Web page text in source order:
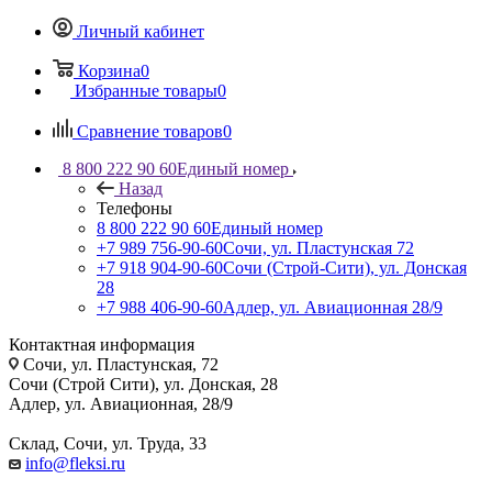
Личный кабинет
Корзина0
Избранные товары0
Сравнение товаров0
8 800 222 90 60Единый номер
Назад
Телефоны
8 800 222 90 60Единый номер
+7 989 756-90-60Сочи, ул. Пластунская 72
+7 918 904-90-60Сочи (Строй-Сити), ул. Донская
28
+7 988 406-90-60Адлер, ул. Авиационная 28/9
Контактная информация
Сочи, ул. Пластунская, 72
Сочи (Строй Сити), ул. Донская, 28
Адлер, ул. Авиационная, 28/9
Склад, Сочи, ул. Труда, 33
info@fleksi.ru